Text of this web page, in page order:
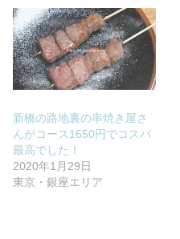
新橋の路地裏の串焼き屋さ
んがコース1650円でコスパ
最高でした！
2020年1月29日
東京・銀座エリア